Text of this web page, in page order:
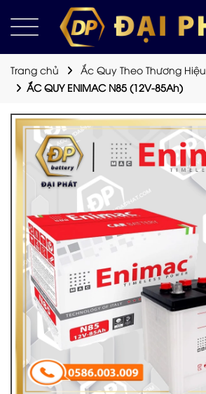
Trang chủ Ắc Quy Theo Thương Hiệu
ẮC QUY ENIMAC N85 (12V-85Ah)